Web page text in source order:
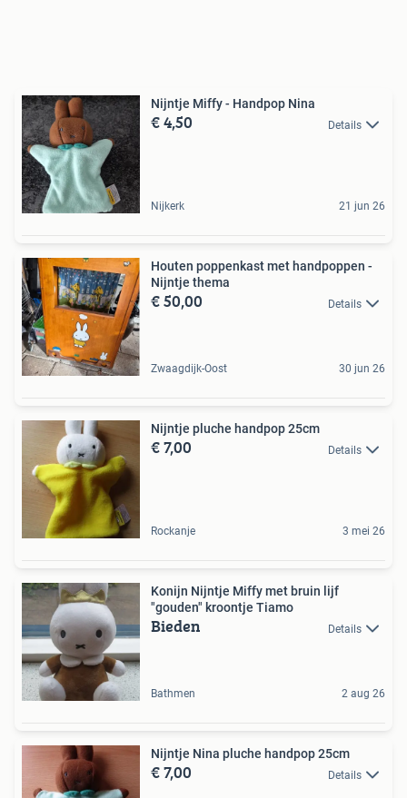
Nijntje Miffy - Handpop Nina
€ 4,50 Details
Nijkerk 21 jun 26
Houten poppenkast met handpoppen -
Nijntje thema
€ 50,00 Details
Zwaagdijk-Oost 30 jun 26
Nijntje pluche handpop 25cm
€ 7,00 Details
Rockanje 3 mei 26
Konijn Nijntje Miffy met bruin lijf
"gouden" kroontje Tiamo
Bieden Details
Bathmen 2 aug 26
Nijntje Nina pluche handpop 25cm
€ 7,00 Details